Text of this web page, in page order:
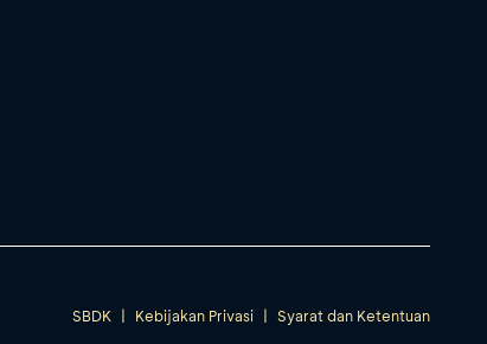
SBDK | Kebijakan Privasi | Syarat dan Ketentuan